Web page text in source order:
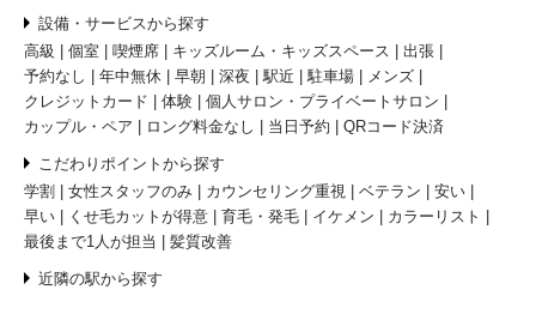
設備・サービスから探す
高級
個室 喫煙席 キッズルーム・キッズスペース
出張
予約なし
年中無休 早朝 深夜 駅近 駐車場
メンズ
クレジットカード
体験
個人サロン・プライベートサロン
カップル・ペア
ロング料金なし 当日予約 QRコード決済
こだわりポイントから探す
学割
女性スタッフのみ カウンセリング重視 ベテラン
安い
早い
くせ毛カットが得意 育毛・発毛 イケメン
カラーリスト
最後まで1人が担当
髪質改善
近隣の駅から探す